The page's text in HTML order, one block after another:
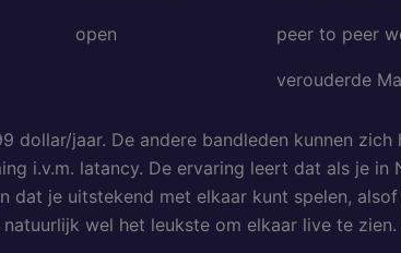
open peer to peer
verouderde
dollar/jaar. De andere bandleden kunnen
i.v.m. latancy. De ervaring leert dat als je
dat je uitstekend met elkaar kunt spelen,
wel het leukste om elkaar live te